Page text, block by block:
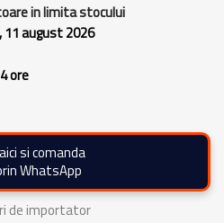
in limita stocului
11 august 2026
ore
si comanda
WhatsApp
de importator